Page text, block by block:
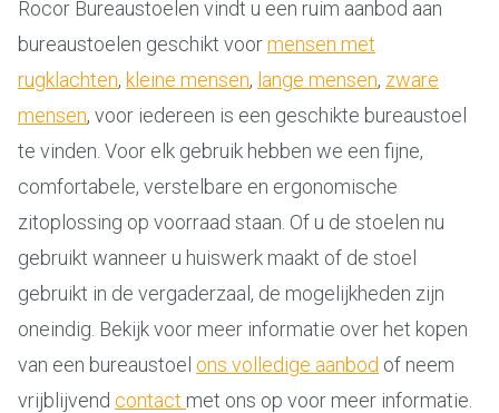
Rocor Bureaustoelen vindt u een ruim aanbod aan
bureaustoelen geschikt voormensen met
rugklachten, kleine mensen, lange mensen, zware
mensen, voor iedereen is een geschikte bureaustoel
te vinden. Voor elk gebruik hebben we een fijne,
comfortabele, verstelbare en ergonomische
zitoplossing op voorraad staan. Of u de stoelen nu
gebruikt wanneer u huiswerk maakt of de stoel
gebruikt in de vergaderzaal, de mogelijkheden zijn
oneindig. Bekijk voor meer informatie over het kopen
van een bureaustoel ons volledige aanbod of neem
vrijblijvend contact met ons op voor meer informatie.